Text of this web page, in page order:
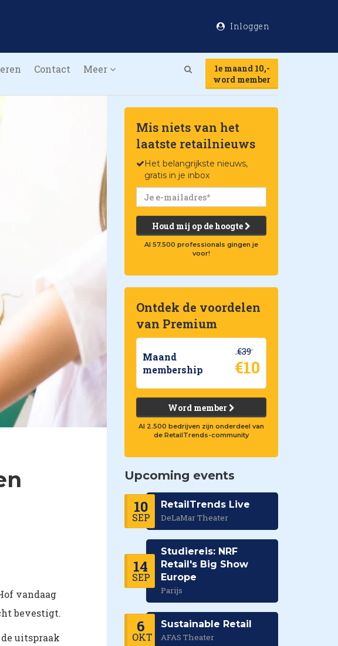
Inloggen
Contact Meer
1e maand 10,-
word member
vandaag
bevestigt.
uitspraak
Mis niets van het
laatste retailnieuws
Het belangrijkste nieuws,
gratis in je inbox
Houd mij op de hoogte
Al 57.500 professionals gingen je
voor!
Ontdek de voordelen
van Premium
Maand
membership
€39
€10
Word member
Al 2.500 bedrijven zijn onderdeel van
de RetailTrends-community
Upcoming events
10
SEP
RetailTrends Live
DeLaMar Theater
14
SEP
Studiereis: NRF
Retail's Big Show
Europe
Parijs
6
OKT
Sustainable Retail
AFAS Theater